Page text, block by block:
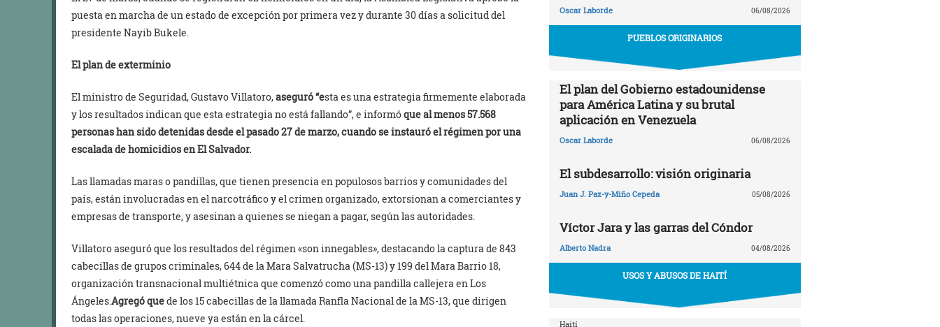
puesta en marcha de un estado de excepción por primera vez y durante 30 días a solicitud del
presidente Nayib Bukele.
El plan de exterminio
El ministro de Seguridad, Gustavo Villatoro,aseguró “esta es una estrategia firmemente elaborada
y los resultados indican que esta estrategia no está fallando”, e informóque al menos 57.568
personas han sido detenidas desde el pasado 27 de marzo, cuando se instauró el régimen por una
escalada de homicidios en El Salvador.
Las llamadas maras o pandillas, que tienen presencia en populosos barrios y comunidades del
país, están involucradas en el narcotráfico y el crimen organizado, extorsionan a comerciantes y
empresas de transporte, y asesinan a quienes se niegan a pagar, según las autoridades.
Villatoro aseguró que los resultados del régimen «son innegables», destacando la captura de 843
cabecillas de grupos criminales, 644 de la Mara Salvatrucha (MS-13) y 199 del Mara Barrio 18,
organización transnacional multiétnica que comenzó como una pandilla callejera en Los
Ángeles.Agregó quede los 15 cabecillas de la llamada Ranfla Nacional de la MS-13, que dirigen
todas las operaciones, nueve ya están en la cárcel.
Oscar Laborde 06/08/2026
PUEBLOS ORIGINARIOS
El plan del Gobierno estadounidense
para América Latina y su brutal
aplicación en Venezuela
Oscar Laborde 06/08/2026
El subdesarrollo: visión originaria
Juan J. Paz-y-Miño Cepeda 05/08/2026
Víctor Jara y las garras del Cóndor
Alberto Nadra 04/08/2026
USOS Y ABUSOS DE HAITÍ
Haití